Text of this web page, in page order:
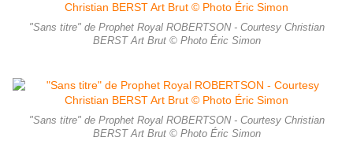
"Sans titre" de Prophet Royal ROBERTSON - Courtesy Christian
BERST Art Brut © Photo Éric Simon
"Sans titre" de Prophet Royal ROBERTSON - Courtesy Christian
BERST Art Brut © Photo Éric Simon